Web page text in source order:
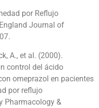
por Reflujo
Journal of
A., et al. (2000).
control del ácido
omeprazol en pacientes
por reflujo
Pharmacology &